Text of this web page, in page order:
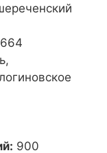
900